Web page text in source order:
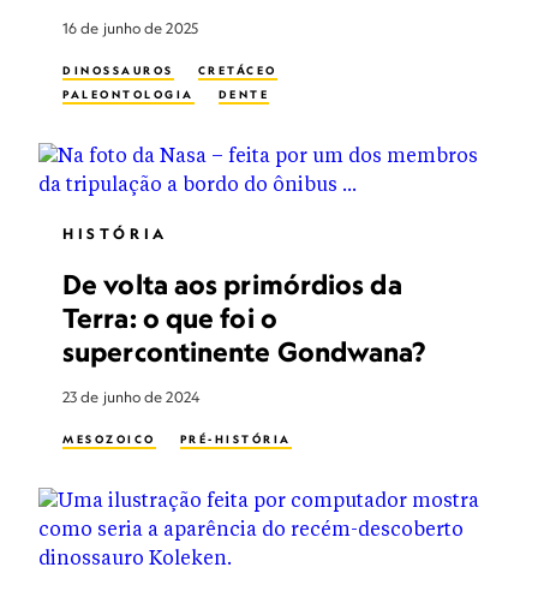
16 de junho de 2025
DINOSSAUROS
CRETÁCEO
PALEONTOLOGIA
DENTE
HISTÓRIA
De volta aos primórdios da
Terra: o que foi o
supercontinente Gondwana?
23 de junho de 2024
MESOZOICO PRÉ-HISTÓRIA